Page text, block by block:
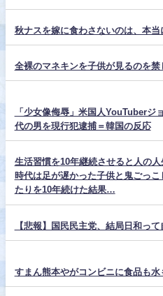
秋ナスを嫁に食わさないのは、本
全裸のマネキンを子供が見るのを禁
「少女像侮辱」米国人YouTuberジ
代の男を現行犯逮捕＝韓国の反応
生活習慣を10年継続させると人の
時代は足が遅かった子供と鬼ごっ
たりを10年続けた結果…
【悲報】国民民主党、結局日和っ
すまん熊本やがコンビニに食品も水